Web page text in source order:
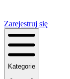
Zarejestruj się
Kategorie